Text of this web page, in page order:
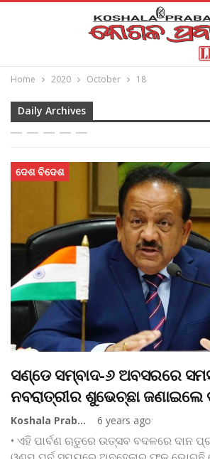
Home 2020 October 18
Daily Archives
ଦେଶ ବିଦେଶ
ସଣ୍ଡେ ସମ୍ବାଦ-୬ ଅବସରରେ
ନବରାତ୍ରୀର ଶୁଭେଚ୍ଛା ଜଣାଇଲେ
Koshala Prabaha 6 years ago
• ଏହି ପାର୍ବଣ ଋତୁରେ ଉତ୍ସବ ବଦଳରେ ଦାନ